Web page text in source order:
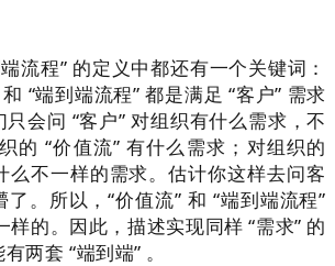
流程” 的定义中都还有一个关键词：
和 “端到端流程” 都是满足 “客户” 需求
只会问 “客户”对组织有什么需求，不
的 “价值流” 有什么需求；对组织的
么不一样的需求。估计你这样去问客
。所以，“价值流” 和 “端到端流程”
的。 因此，描述实现同样 “需求” 的
有两套 “端到端” 。